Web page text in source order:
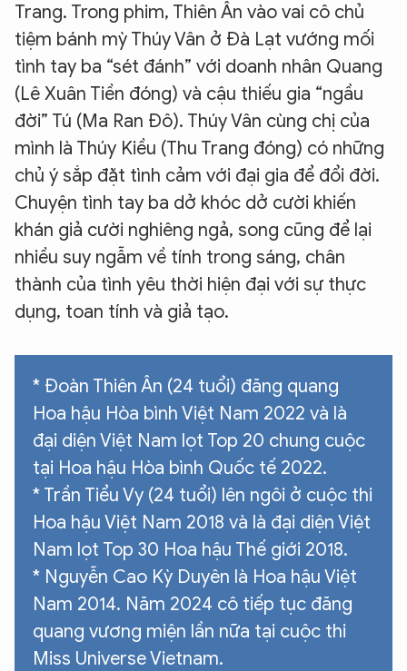
Trang. Trong phim, Thiên Ân vào vai cô chủ
tiệm bánh mỳ Thúy Vân ở Đà Lạt vướng mối
tình tay ba “sét đánh” với doanh nhân Quang
(Lê Xuân Tiền đóng) và cậu thiếu gia “ngầu
đời” Tú (Ma Ran Đô). Thúy Vân cùng chị của
mình là Thúy Kiều (Thu Trang đóng) có những
chủ ý sắp đặt tình cảm với đại gia để đổi đời.
Chuyện tình tay ba dở khóc dở cười khiến
khán giả cười nghiêng ngả, song cũng để lại
nhiều suy ngẫm về tính trong sáng, chân
thành của tình yêu thời hiện đại với sự thực
dụng, toan tính và giả tạo.
* Đoàn Thiên Ân (24 tuổi) đăng quang
Hoa hậu Hòa bình Việt Nam 2022 và là
đại diện Việt Nam lọt Top 20 chung cuộc
tại Hoa hậu Hòa bình Quốc tế 2022.
* Trần Tiểu Vy (24 tuổi) lên ngôi ở cuộc thi
Hoa hậu Việt Nam 2018 và là đại diện Việt
Nam lọt Top 30 Hoa hậu Thế giới 2018.
* Nguyễn Cao Kỳ Duyên là Hoa hậu Việt
Nam 2014. Năm 2024 cô tiếp tục đăng
quang vương miện lần nữa tại cuộc thi
Miss Universe Vietnam.